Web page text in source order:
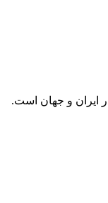
ایران و جهان است.